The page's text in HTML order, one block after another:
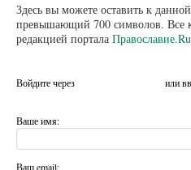
Здесь вы можете оставить к
превышающий 700 символов. Все
редакцией портала Православие.Ru
Войдите через или
Ваше имя:
Ваш email: